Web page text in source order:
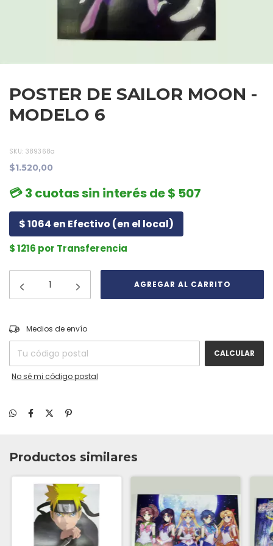
POSTER DE SAILOR MOON -
MODELO 6
SKU: 389368a
$1.520,00
💳 3 cuotas sin interés de $ 507
$ 1064 en Efectivo (en el local)
$ 1216 por Transferencia
Entregas para el CP:
Medios de envío
CALCULAR
No sé mi código postal
Productos similares